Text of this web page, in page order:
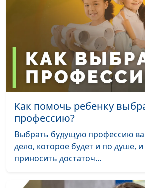
Лупашина,
Петреева,
Устимова,
Воронина
Если ребенок
слишком активный
Анна
Щукина,
психолог,
Анжелика
Эмоциональное
выгорание
Анна
психолог,
Как помочь ребенку
профессию?
Выбрать будущую профессию
дело, которое будет и по душе,
приносить достаточ...